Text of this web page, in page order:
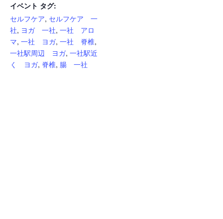
イベント タグ:
セルフケア, セルフケア 一
社, ヨガ 一社, 一社 アロ
マ, 一社 ヨガ, 一社 脊椎,
一社駅周辺 ヨガ, 一社駅近
く ヨガ, 脊椎, 腸 一社